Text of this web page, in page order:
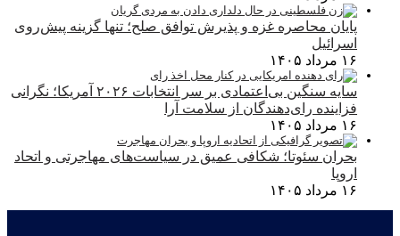
پایان محاصره غزه و پذیرش توافق صلح؛ تنها گزینه پیش‌روی
اسرائیل
۱۶ مرداد ۱۴۰۵
سایه سنگین بی‌اعتمادی بر سر انتخابات ۲۰۲۶ آمریکا؛ نگرانی
فزاینده رای‌دهندگان از سلامت آرا
۱۶ مرداد ۱۴۰۵
بحران سئوتا؛ شکافی عمیق در سیاست‌های مهاجرتی و اتحاد
اروپا
۱۶ مرداد ۱۴۰۵